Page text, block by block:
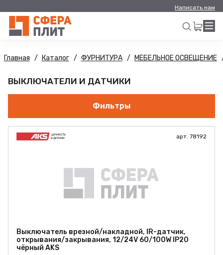
Написать нам
Искать
Главная Каталог ФУРНИТУРА МЕБЕЛЬНОЕ ОСВЕЩЕНИЕ
ВЫКЛЮЧАТЕЛИ И ДАТЧИКИ
Фильтры
арт. 78192
Выключатель врезной/накладной, IR-датчик,
открывания/закрывания, 12/24V 60/100W IP20
чёрный AKS